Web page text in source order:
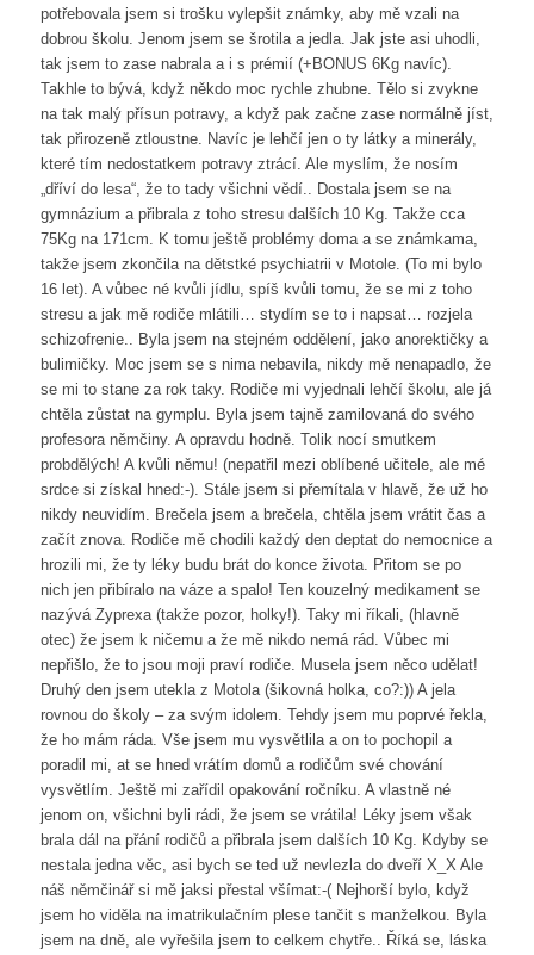
potřebovala jsem si trošku vylepšit známky, aby mě vzali na
dobrou školu. Jenom jsem se šrotila a jedla. Jak jste asi uhodli,
tak jsem to zase nabrala a i s prémií (+BONUS 6Kg navíc).
Takhle to bývá, když někdo moc rychle zhubne. Tělo si zvykne
na tak malý přísun potravy, a když pak začne zase normálně jíst,
tak přirozeně ztloustne. Navíc je lehčí jen o ty látky a minerály,
které tím nedostatkem potravy ztrácí. Ale myslím, že nosím
„dříví do lesa“, že to tady všichni vědí.. Dostala jsem se na
gymnázium a přibrala z toho stresu dalších 10 Kg. Takže cca
75Kg na 171cm. K tomu ještě problémy doma a se známkama,
takže jsem zkončila na dětstké psychiatrii v Motole. (To mi bylo
16 let). A vůbec né kvůli jídlu, spíš kvůli tomu, že se mi z toho
stresu a jak mě rodiče mlátili… stydím se to i napsat… rozjela
schizofrenie.. Byla jsem na stejném oddělení, jako anorektičky a
bulimičky. Moc jsem se s nima nebavila, nikdy mě nenapadlo, že
se mi to stane za rok taky. Rodiče mi vyjednali lehčí školu, ale já
chtěla zůstat na gymplu. Byla jsem tajně zamilovaná do svého
profesora němčiny. A opravdu hodně. Tolik nocí smutkem
probdělých! A kvůli němu! (nepatřil mezi oblíbené učitele, ale mé
srdce si získal hned:-). Stále jsem si přemítala v hlavě, že už ho
nikdy neuvidím. Brečela jsem a brečela, chtěla jsem vrátit čas a
začít znova. Rodiče mě chodili každý den deptat do nemocnice a
hrozili mi, že ty léky budu brát do konce života. Přitom se po
nich jen přibíralo na váze a spalo! Ten kouzelný medikament se
nazývá Zyprexa (takže pozor, holky!). Taky mi říkali, (hlavně
otec) že jsem k ničemu a že mě nikdo nemá rád. Vůbec mi
nepřišlo, že to jsou moji praví rodiče. Musela jsem něco udělat!
Druhý den jsem utekla z Motola (šikovná holka, co?:)) A jela
rovnou do školy – za svým idolem. Tehdy jsem mu poprvé řekla,
že ho mám ráda. Vše jsem mu vysvětlila a on to pochopil a
poradil mi, at se hned vrátím domů a rodičům své chování
vysvětlím. Ještě mi zařídil opakování ročníku. A vlastně né
jenom on, všichni byli rádi, že jsem se vrátila! Léky jsem však
brala dál na přání rodičů a přibrala jsem dalších 10 Kg. Kdyby se
nestala jedna věc, asi bych se ted už nevlezla do dveří X_X Ale
náš němčinář si mě jaksi přestal všímat:-( Nejhorší bylo, když
jsem ho viděla na imatrikulačním plese tančit s manželkou. Byla
jsem na dně, ale vyřešila jsem to celkem chytře.. Říká se, láska